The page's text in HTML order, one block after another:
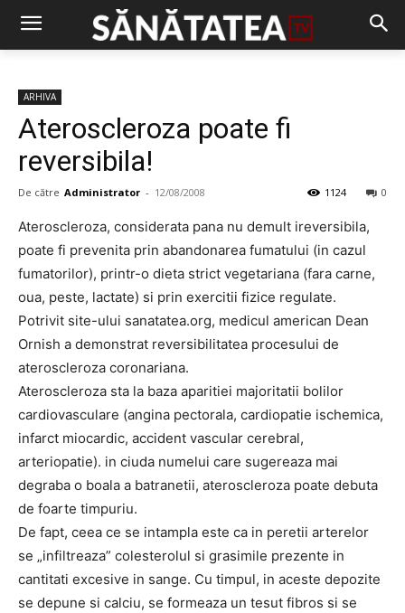
ARHIVA
Ateroscleroza poate fi
reversibila!
De către Administrator - 12/08/2008 0
1124
Ateroscleroza, considerata pana nu demult ireversibila,
poate fi prevenita prin abandonarea fumatului (in cazul
fumatorilor), printr-o dieta strict vegetariana (fara carne,
oua, peste, lactate) si prin exercitii fizice regulate.
Potrivit site-ului sanatatea.org, medicul american Dean
Ornish a demonstrat reversibilitatea procesului de
ateroscleroza coronariana.
Ateroscleroza sta la baza aparitiei majoritatii bolilor
cardiovasculare (angina pectorala, cardiopatie ischemica,
infarct miocardic, accident vascular cerebral,
arteriopatie). in ciuda numelui care sugereaza mai
degraba o boala a batranetii, ateroscleroza poate debuta
de foarte timpuriu.
De fapt, ceea ce se intampla este ca in peretii arterelor
se „infiltreaza” colesterolul si grasimile prezente in
cantitati excesive in sange. Cu timpul, in aceste depozite
se depune si calciu, se formeaza un tesut fibros si se